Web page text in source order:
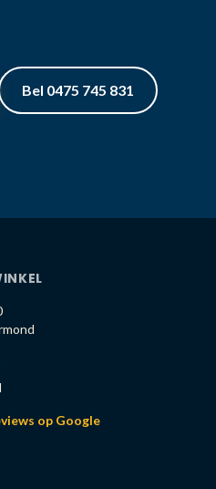
Bel 0475 745 831
op Google